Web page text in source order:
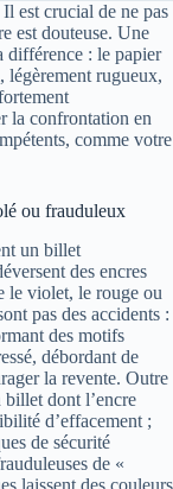
est crucial de ne pas
est douteuse. Une
différence : le papier
légèrement rugueux,
la confrontation en
comme votre
ou frauduleux
un billet
des encres
le violet, le rouge ou
pas des accidents :
des motifs
débordant de
la revente. Outre
billet dont l’encre
d’effacement ;
de sécurité
de «